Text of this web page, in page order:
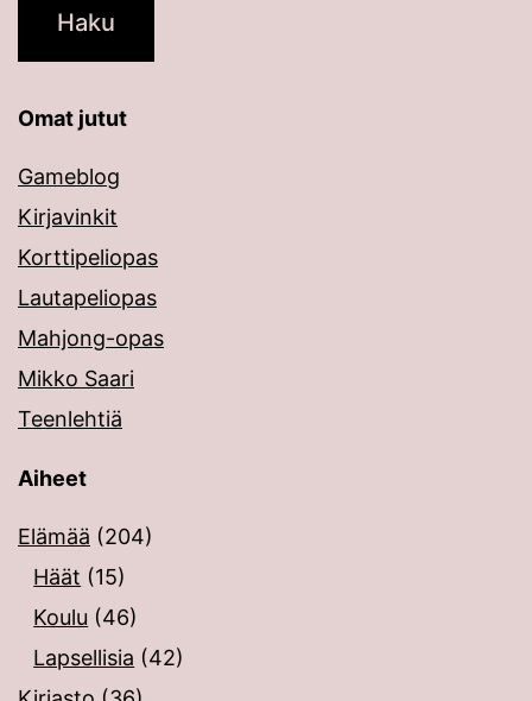
Omat jutut
Gameblog
Kirjavinkit
Korttipeliopas
Lautapeliopas
Mahjong-opas
Mikko Saari
Teenlehtiä
Aiheet
Elämää (204)
Häät (15)
Koulu (46)
Lapsellisia (42)